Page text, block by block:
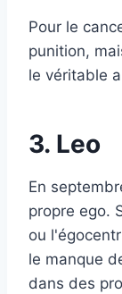
Pour le
punition,
le véritable
3. Leo
En
propre ego.
ou
le manque
dans des